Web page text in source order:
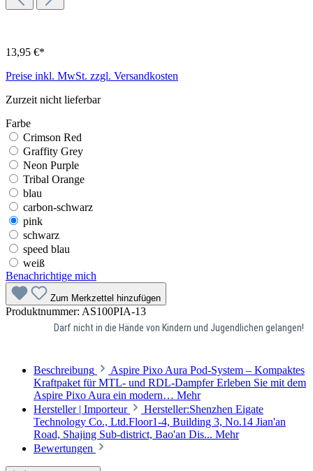
13,95 €*
Preise inkl. MwSt. zzgl. Versandkosten
Zurzeit nicht lieferbar
Farbe
Crimson Red
Graffity Grey
Neon Purple
Tribal Orange
blau
carbon-schwarz
pink
schwarz
speed blau
weiß
Benachrichtige mich
Zum Merkzettel hinzufügen
Produktnummer: AS100PIA-13
Darf nicht in die Hände von Kindern und Jugendlichen gelangen!
Beschreibung
Aspire Pixo Aura Pod-System – Kompaktes
Kraftpaket für MTL- und RDL-Dampfer Erleben Sie mit dem
Aspire Pixo Aura ein modern… Mehr
Hersteller | Importeur
Hersteller:Shenzhen Eigate
Technology Co., Ltd.Floor1-4, Building 3, No.14 Jian'an
Road, Shajing Sub-district, Bao'an Dis... Mehr
Bewertungen